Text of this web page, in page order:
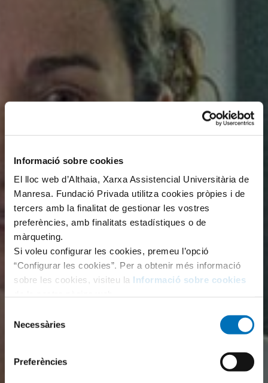
Informació sobre cookies
El lloc web d’Althaia, Xarxa Assistencial Universitària de
Manresa. Fundació Privada utilitza cookies pròpies i de
tercers amb la finalitat de gestionar les vostres
preferències, amb finalitats estadístiques o de
màrqueting.
Si voleu configurar les cookies, premeu l’opció
“Configurar les cookies”. Per a obtenir més informació
sobre les cookies, visiteu la Informació sobre cookies
Necessàries
Preferències